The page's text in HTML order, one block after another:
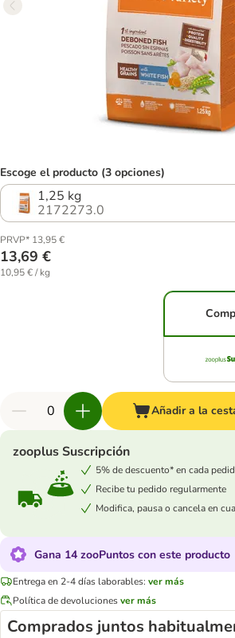
Escoge el producto (3 opciones)
1,25 kg
2172273.0
PRVP* 13,95 €
13,69 €
10,95 € / kg
Añadir a la
zooplus Suscripción
5% de descuento* en cada
Recibe tu pedido regularmente
Modifica, pausa o cancela en
Gana 14 zooPuntos con este producto
Entrega en 2-4 días laborables: ver más
Política de devolucionesver más
Comprados juntos